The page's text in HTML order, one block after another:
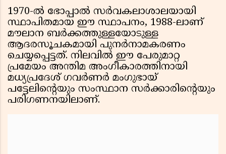
1970-ൽ ഭോപ്പാൽ സർവകലാശാലയായി
സ്ഥാപിതമായ ഈ സ്ഥാപനം, 1988-ലാണ്
മൗലാന ബർക്കത്തുള്ളയോടുള്ള
ആദരസൂചകമായി പുനർനാമകരണം
ചെയ്യപ്പെട്ടത്. നിലവിൽ ഈ പേരുമാറ്റ
പ്രമേയം അന്തിമ അംഗീകാരത്തിനായി
മധ്യപ്രദേശ് ഗവർണർ മംഗുഭായ്
പട്ടേലിന്റെയും സംസ്ഥാന സർക്കാരിന്റെയും
പരിഗണനയിലാണ്.